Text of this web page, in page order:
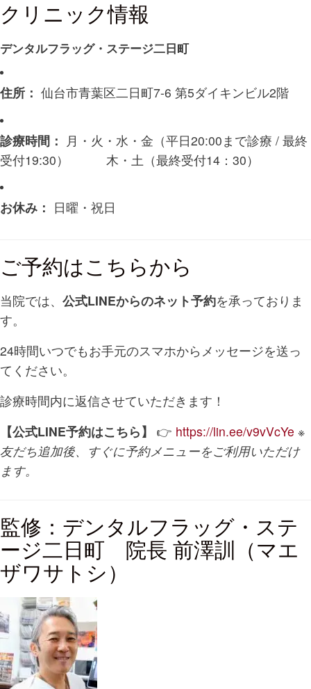
クリニック情報
デンタルフラッグ・ステージ二日町
住所： 仙台市青葉区二日町7-6 第5ダイキンビル2階
診療時間：
月・火・水・金（平日20:00まで診療 / 最終
受付19:30） 木・土（最終受付14：30）
お休み： 日曜・祝日
ご予約はこちらから
当院では、 公式LINEからのネット予約を承っておりま
す。
24時間いつでもお手元のスマホからメッセージを送っ
てください。
診療時間内に返信させていただきます！
【公式LINE予約はこちら】 👉 https://lin.ee/v9vVcYe ※
友だち追加後、すぐに予約メニューをご利用いただけ
ます。
監修：デンタルフラッグ・ステ
ージ二日町 院長 前澤訓（マエ
ザワサトシ）